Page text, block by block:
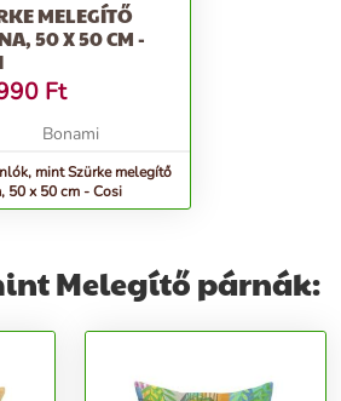
MELEGÍTŐ
50 X 50 CM -
Ft
Bonami
mint Szürke melegítő
50 x 50 cm - Cosi
Melegítő párnák: